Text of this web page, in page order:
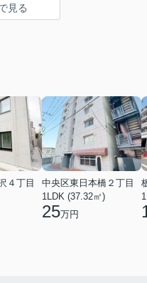
見る
４丁目
中央区東日本橋２丁目
1LDK (37.32㎡)
25万円